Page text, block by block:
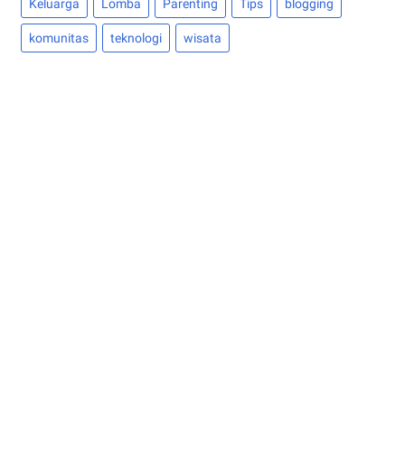
Keluarga Lomba Parenting Tips blogging
komunitas teknologi wisata